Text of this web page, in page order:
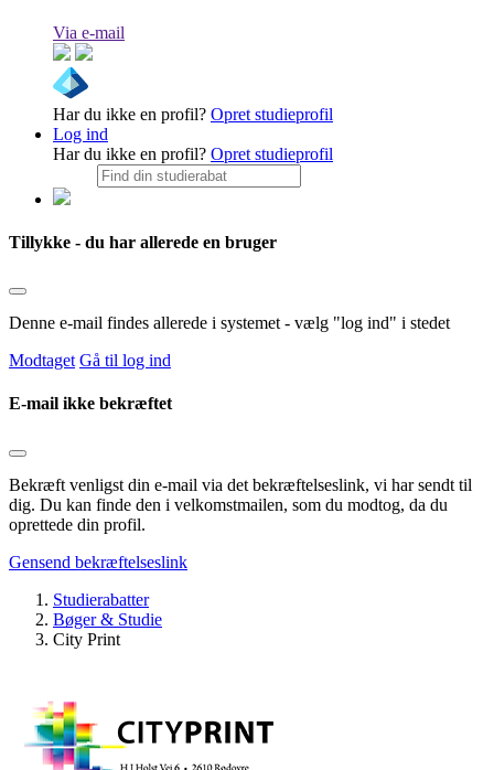
Via e-mail
Har du ikke en profil? Opret studieprofil
Log ind
Har du ikke en profil? Opret studieprofil
Tillykke - du har allerede en bruger
Denne e-mail findes allerede i systemet - vælg "log ind" i stedet
Modtaget Gå til log ind
E-mail ikke bekræftet
Bekræft venligst din e-mail via det bekræftelseslink, vi har sendt til
dig. Du kan finde den i velkomstmailen, som du modtog, da du
oprettede din profil.
Gensend bekræftelseslink
Studierabatter
Bøger & Studie
City Print